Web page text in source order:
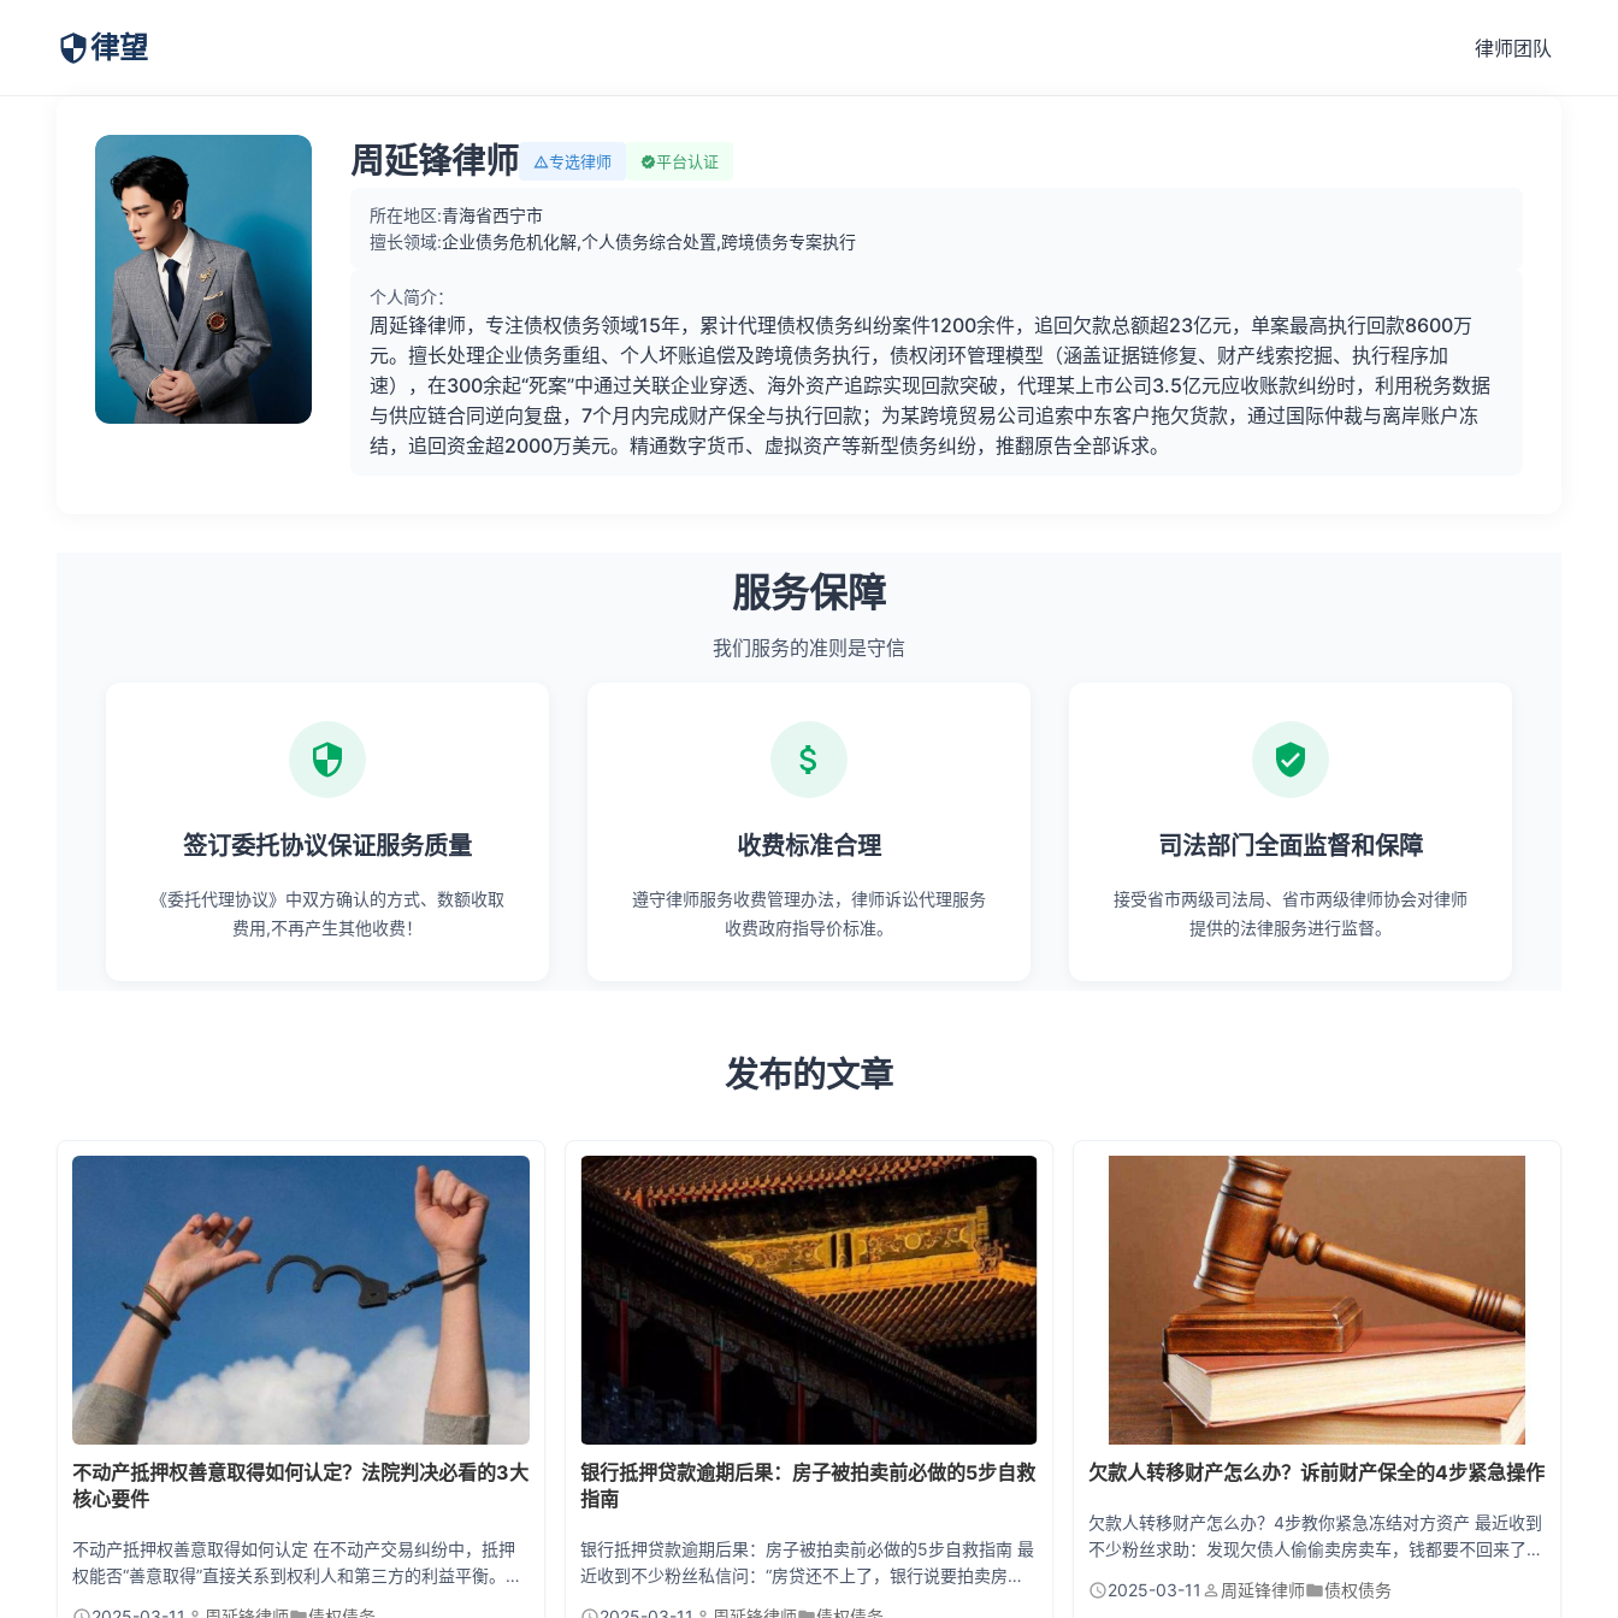
律望 律师团队
周延锋律师 专选律师 平台认证
所在地区:青海省西宁市
擅长领域:企业债务危机化解,个人债务综合处置,跨境债务专案执行
个人简介：
周延锋律师，专注债权债务领域15年，累计代理债权债务纠纷案件1200余件，追回欠款总额超23亿元，单案最高执行回款8600万
元。擅长处理企业债务重组、个人坏账追偿及跨境债务执行，债权闭环管理模型（涵盖证据链修复、财产线索挖掘、执行程序加
速），在300余起“死案”中通过关联企业穿透、海外资产追踪实现回款突破，代理某上市公司3.5亿元应收账款纠纷时，利用税务数据
与供应链合同逆向复盘，7个月内完成财产保全与执行回款；为某跨境贸易公司追索中东客户拖欠货款，通过国际仲裁与离岸账户冻
结，追回资金超2000万美元。精通数字货币、虚拟资产等新型债务纠纷，推翻原告全部诉求。
服务保障
我们服务的准则是守信
签订委托协议保证服务质量
《委托代理协议》中双方确认的方式、数额收取
费用,不再产生其他收费！
收费标准合理
遵守律师服务收费管理办法，律师诉讼代理服务
收费政府指导价标准。
司法部门全面监督和保障
接受省市两级司法局、省市两级律师协会对律师
提供的法律服务进行监督。
发布的文章
不动产抵押权善意取得如何认定？法院判决必看的3大
核心要件
不动产抵押权善意取得如何认定 在不动产交易纠纷中，抵押
权能否“善意取得”直接关系到权利人和第三方的利益平衡。根
银行抵押贷款逾期后果：房子被拍卖前必做的5步自救
指南
银行抵押贷款逾期后果：房子被拍卖前必做的5步自救指南 最
近收到不少粉丝私信问：“房贷还不上了，银行说要拍卖房子
欠款人转移财产怎么办？诉前财产保全的4步紧急操作
欠款人转移财产怎么办？4步教你紧急冻结对方资产 最近收到
不少粉丝求助：发现欠债人偷偷卖房卖车，钱都要不回来了怎
诉前财产保全这招杀手锏，就算对方转移财产，照样能让他跑
2025-03-11 周延锋律师 债权债务